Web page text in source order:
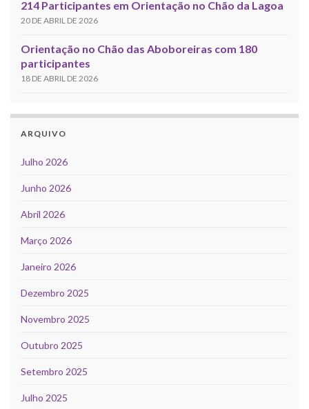
214 Participantes em Orientação no Chão da Lagoa
20 DE ABRIL DE 2026
Orientação no Chão das Aboboreiras com 180
participantes
18 DE ABRIL DE 2026
ARQUIVO
Julho 2026
Junho 2026
Abril 2026
Março 2026
Janeiro 2026
Dezembro 2025
Novembro 2025
Outubro 2025
Setembro 2025
Julho 2025